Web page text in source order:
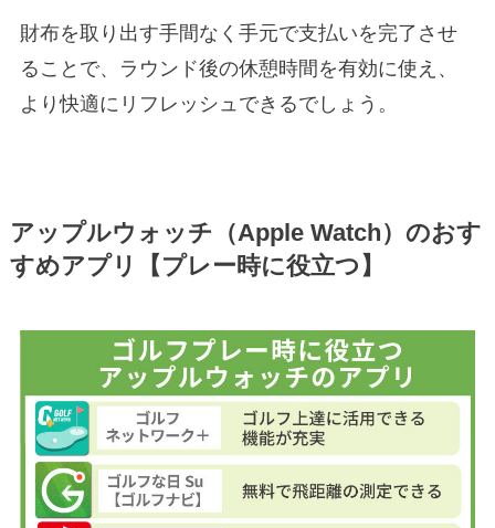
財布を取り出す手間なく手元で支払いを完了させ
ることで、ラウンド後の休憩時間を有効に使え、
より快適にリフレッシュできるでしょう。
アップルウォッチ（Apple Watch）のおす
すめアプリ【プレー時に役立つ】